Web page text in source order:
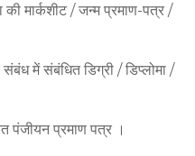
की मार्कशीट / जन्म प्रमाण-पत्र /
में संबंधित डिग्री / डिप्लोमा /
पंजीयन प्रमाण पत्र ।